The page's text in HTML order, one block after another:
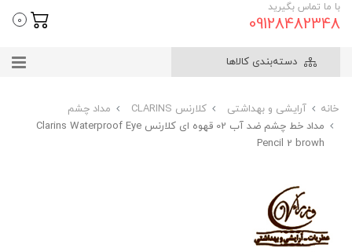
با ما تماس بگیرید
09128482348
0
دسته‌بندی کالاها
خانه آرایشی و بهداشتی کلارنس CLARINS
مداد چشم
مداد خط چشم ضد آب 02 قهوه ای کلارنس Clarins Waterproof Eye
Pencil 2 browh